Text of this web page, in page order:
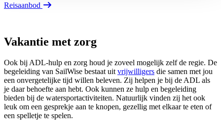
Reisaanbod
Vakantie met zorg
Ook bij ADL-hulp en zorg houd je zoveel mogelijk zelf de regie. De
begeleiding van SailWise bestaat uit vrijwilligers die samen met jou
een onvergetelijke tijd willen beleven. Zij helpen je bij de ADL als
je daar behoefte aan hebt. Ook kunnen ze hulp en begeleiding
bieden bij de watersportactiviteiten. Natuurlijk vinden zij het ook
leuk om een gesprekje aan te knopen, gezellig met elkaar te eten of
een spelletje te spelen.